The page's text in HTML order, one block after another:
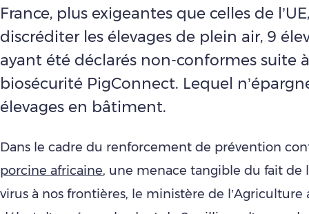
France, plus exigeantes que celles de
discréditer les élevages de plein air, 9
ayant été déclarés non-conformes suite
biosécurité PigConnect. Lequel
élevages en bâtiment.
Dans le cadre du renforcement de prévention
porcine africaine, une menace tangible du fait de
virus à nos frontières, le ministère de l’Agriculture